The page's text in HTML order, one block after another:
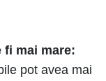
fi mai mare:
pot avea mai